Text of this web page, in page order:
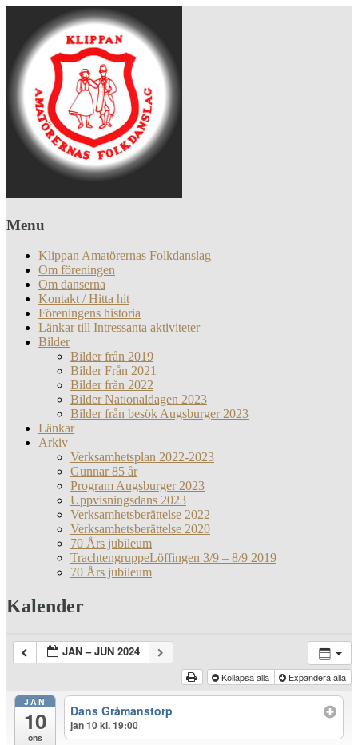
Menu
Klippan Amatörernas Folkdanslag
Om föreningen
Om danserna
Kontakt / Hitta hit
Föreningens historia
Länkar till Intressanta aktiviteter
Bilder
Bilder från 2019
Bilder Från 2021
Bilder från 2022
Bilder Nationaldagen 2023
Bilder från besök Augsburger 2023
Länkar
Arkiv
Verksamhetsplan 2022-2023
Gunnar 85 år
Program Augsburger 2023
Uppvisningsdans 2023
Verksamhetsberättelse 2022
Verksamhetsberättelse 2020
70 Års jubileum
TrachtengruppeLöffingen 3/9 – 8/9 2019
70 Års jubileum
Kalender
JAN – JUN 2024
Kollapsa alla Expandera alla
JAN
10
ons
Dans Gråmanstorp
jan 10 kl. 19:00